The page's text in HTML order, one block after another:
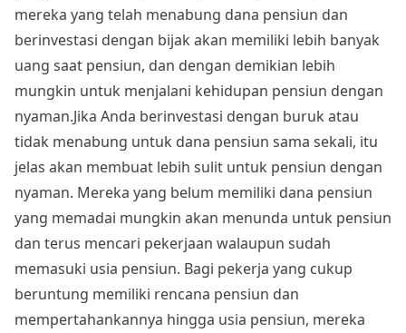
mereka yang telah menabung dana pensiun dan
berinvestasi dengan bijak akan memiliki lebih banyak
uang saat pensiun, dan dengan demikian lebih
mungkin untuk menjalani kehidupan pensiun dengan
nyaman.Jika Anda berinvestasi dengan buruk atau
tidak menabung untuk dana pensiun sama sekali, itu
jelas akan membuat lebih sulit untuk pensiun dengan
nyaman. Mereka yang belum memiliki dana pensiun
yang memadai mungkin akan menunda untuk pensiun
dan terus mencari pekerjaan walaupun sudah
memasuki usia pensiun. Bagi pekerja yang cukup
beruntung memiliki rencana pensiun dan
mempertahankannya hingga usia pensiun, mereka